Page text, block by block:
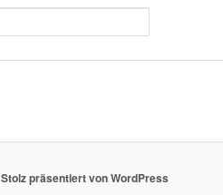
Stolz präsentiert von WordPress